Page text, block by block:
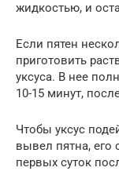
жидкостью, и
Если пятен
приготовить
уксуса. В нее
10-15 минут,
Чтобы уксус
вывел пятна, его
первых суток